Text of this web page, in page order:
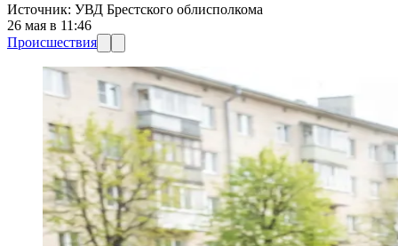
Источник: УВД Брестского облисполкома
26 мая в 11:46
Происшествия